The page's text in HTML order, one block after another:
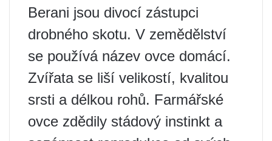
Berani jsou divocí zástupci
drobného skotu. V zemědělství
se používá název ovce domácí.
Zvířata se liší velikostí, kvalitou
srsti a délkou rohů. Farmářské
ovce zdědily stádový instinkt a